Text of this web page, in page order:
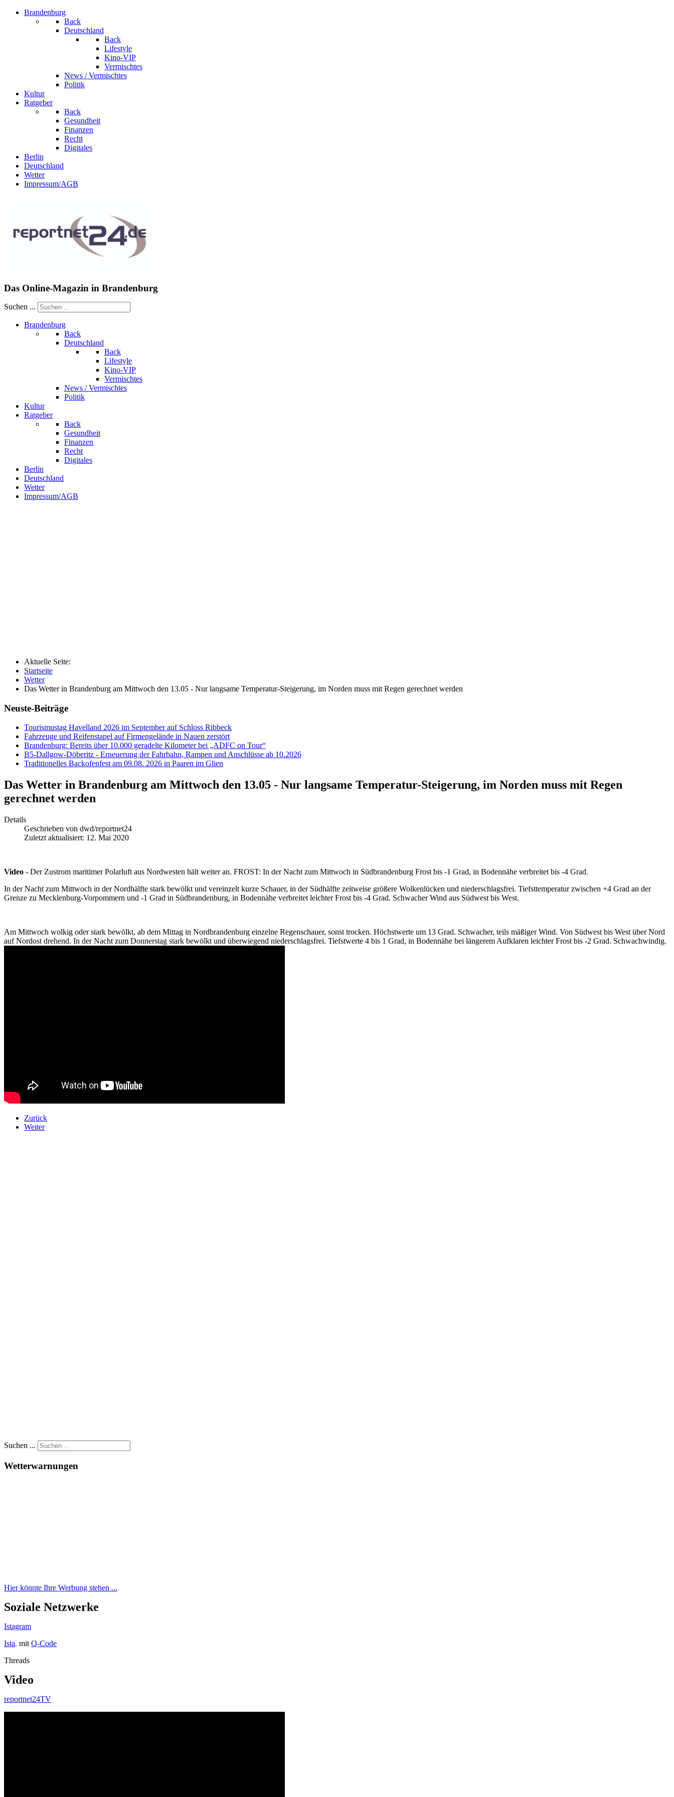
Brandenburg
Back
Deutschland
Back
Lifestyle
Kino-VIP
Vermischtes
News / Vermischtes
Politik
Kultur
Ratgeber
Back
Gesundheit
Finanzen
Recht
Digitales
Berlin
Deutschland
Wetter
Impressum/AGB
Das Online-Magazin in Brandenburg
Suchen ...
Brandenburg
Back
Deutschland
Back
Lifestyle
Kino-VIP
Vermischtes
News / Vermischtes
Politik
Kultur
Ratgeber
Back
Gesundheit
Finanzen
Recht
Digitales
Berlin
Deutschland
Wetter
Impressum/AGB
Aktuelle Seite:
Startseite
Wetter
Das Wetter in Brandenburg am Mittwoch den 13.05 - Nur langsame Temperatur-Steigerung, im Norden muss mit Regen gerechnet werden
Neuste-Beiträge
Tourismustag Havelland 2026 im September auf Schloss Ribbeck
Fahrzeuge und Reifenstapel auf Firmengelände in Nauen zerstört
Brandenburg: Bereits über 10.000 geradelte Kilometer bei „ADFC on Tour“
B5-Dallgow-Döberitz - Erneuerung der Fahrbahn, Rampen und Anschlüsse ab 10.2026
Traditionelles Backofenfest am 09.08. 2026 in Paaren im Glien
Das Wetter in Brandenburg am Mittwoch den 13.05 - Nur langsame Temperatur-Steigerung, im Norden muss mit Regen
gerechnet werden
Details
Geschrieben von dwd/reportnet24
Zuletzt aktualisiert: 12. Mai 2020
Video - Der Zustrom maritimer Polarluft aus Nordwesten hält weiter an. FROST: In der Nacht zum Mittwoch in Südbrandenburg Frost bis -1 Grad, in Bodennähe verbreitet bis -4 Grad.
In der Nacht zum Mittwoch in der Nordhälfte stark bewölkt und vereinzelt kurze Schauer, in der Südhälfte zeitweise größere Wolkenlücken und niederschlagsfrei. Tiefsttemperatur zwischen +4 Grad an der
Grenze zu Mecklenburg-Vorpommern und -1 Grad in Südbrandenburg, in Bodennähe verbreitet leichter Frost bis -4 Grad. Schwacher Wind aus Südwest bis West.
Am Mittwoch wolkig oder stark bewölkt, ab dem Mittag in Nordbrandenburg einzelne Regenschauer, sonst trocken. Höchstwerte um 13 Grad. Schwacher, teils mäßiger Wind. Von Südwest bis West über Nord
auf Nordost drehend. In der Nacht zum Donnerstag stark bewölkt und überwiegend niederschlagsfrei. Tiefstwerte 4 bis 1 Grad, in Bodennähe bei längerem Aufklaren leichter Frost bis -2 Grad. Schwachwindig.
Zurück
Weiter
Suchen ...
Wetterwarnungen
Hier könnte Ihre Werbung stehen ...
Soziale Netzwerke
Istagram
Ista. mit Q-Code
Threads
Video
reportnet24TV